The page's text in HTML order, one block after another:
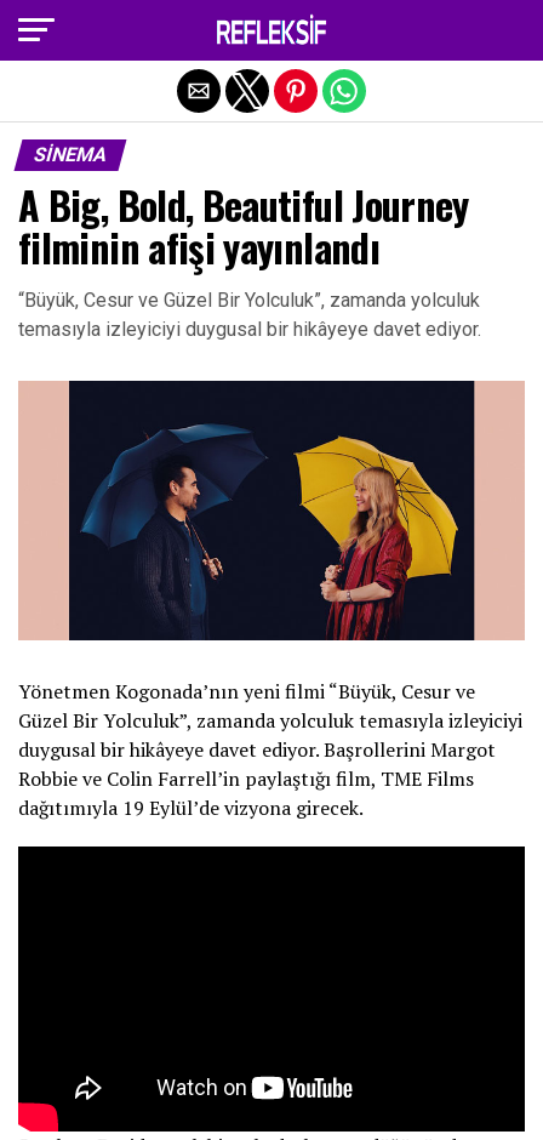
SINEMA
A Big, Bold, Beautiful Journey
filminin afişi yayınlandı
“Büyük, Cesur ve Güzel Bir Yolculuk”, zamanda yolculuk
temasıyla izleyiciyi duygusal bir hikâyeye davet ediyor.
Yönetmen Kogonada’nın yeni filmi “Büyük, Cesur ve
Güzel Bir Yolculuk”, zamanda yolculuk temasıyla izleyiciyi
duygusal bir hikâyeye davet ediyor. Başrollerini Margot
Robbie ve Colin Farrell’in paylaştığı film, TME Films
dağıtımıyla 19 Eylül’de vizyona girecek.
Exit mobile version